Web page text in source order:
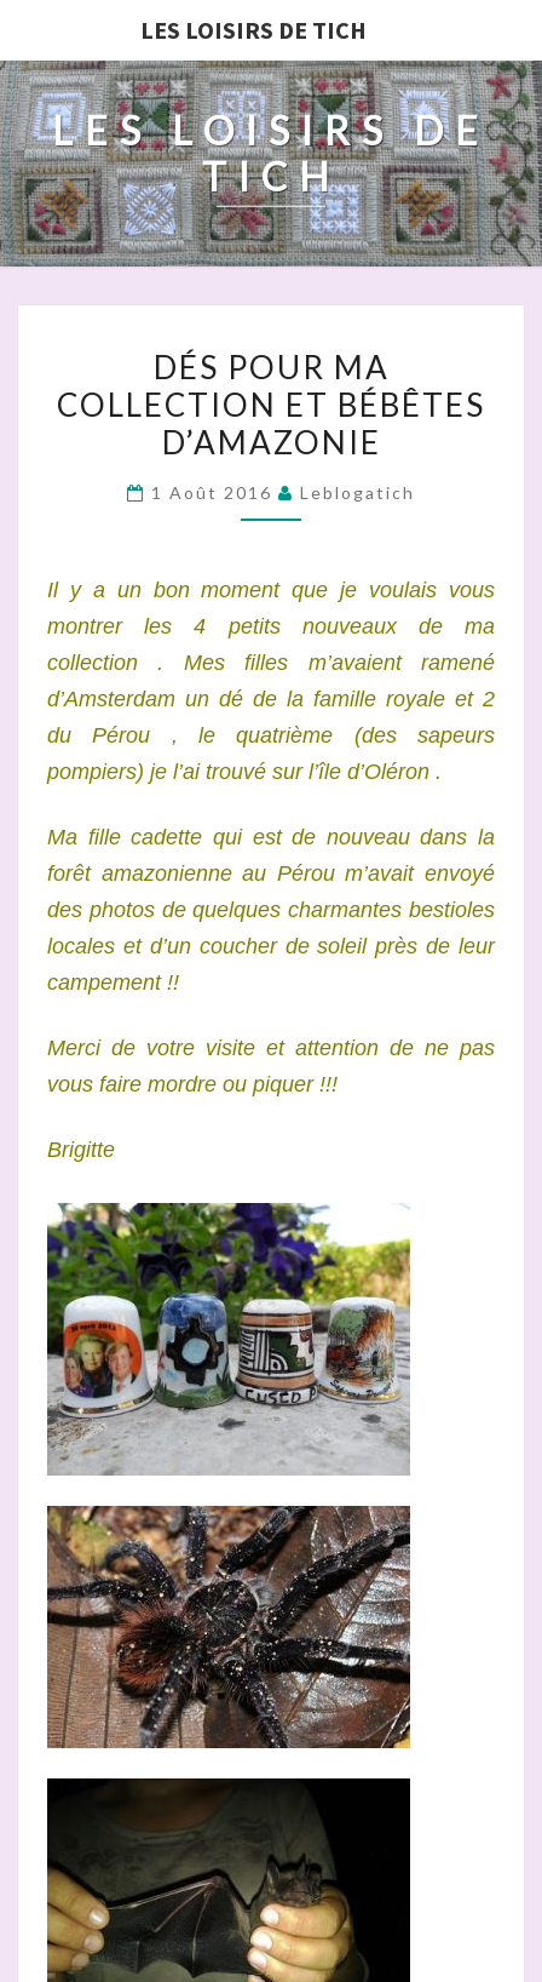
LES LOISIRS DE TICH
LES LOISIRS DE
TICH
POUR
MA
COLLECTION
BÉBÊTES
DÉS POUR MA
COLLECTION ET BÉBÊTES
D’AMAZONIE
1 Août 2016 Leblogatich
Il y a un bon moment que je voulais vous
montrer les 4 petits nouveaux de ma
collection . Mes filles m’avaient ramené
d’Amsterdam un dé de la famille royale et 2
du Pérou , le quatrième (des sapeurs
pompiers) je l’ai trouvé sur l’île d’Oléron .
Ma fille cadette qui est de nouveau dans la
forêt amazonienne au Pérou m’avait envoyé
des photos de quelques charmantes bestioles
locales et d’un coucher de soleil près de leur
campement !!
Merci de votre visite et attention de ne pas
vous faire mordre ou piquer !!!
Brigitte